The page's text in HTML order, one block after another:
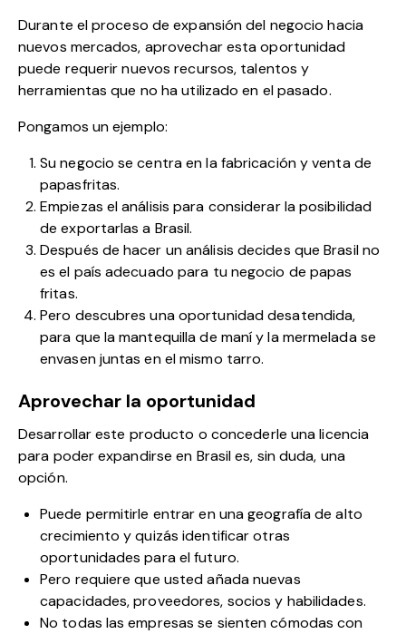
Durante el proceso de expansión del negocio hacia
nuevos mercados, aprovechar esta oportunidad
puede requerir nuevos recursos, talentos y
herramientas que no ha utilizado en el pasado.
Pongamos un ejemplo:
Su negocio se centra en la fabricación y venta de
papasfritas.
Empiezas el análisis para considerar la posibilidad
de exportarlas a Brasil.
Después de hacer un análisis decides que Brasil no
es el país adecuado para tu negocio de papas
fritas.
Pero descubres una oportunidad desatendida,
para que la mantequilla de maní y la mermelada se
envasen juntas en el mismo tarro.
Aprovechar la oportunidad
Desarrollar este producto o concederle una licencia
para poder expandirse en Brasil es, sin duda, una
opción.
Puede permitirle entrar en una geografía de alto
crecimiento y quizás identificar otras
oportunidades para el futuro.
Pero requiere que usted añada nuevas
capacidades, proveedores, socios y habilidades.
No todas las empresas se sienten cómodas con